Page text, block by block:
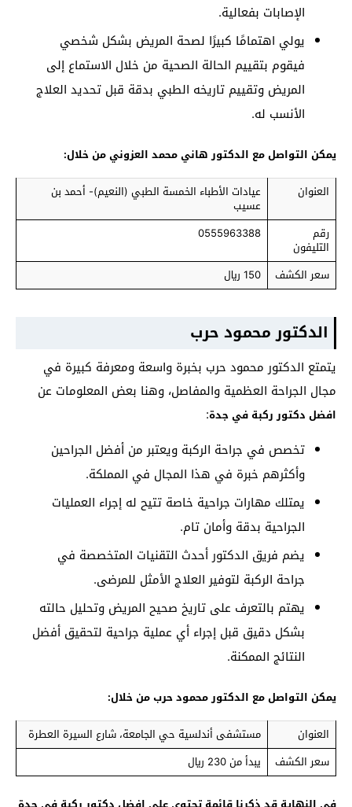
الإصابات بفعالية.
يولي اهتمامًا كبيرًا لصحة المريض بشكل شخصي
فيقوم بتقييم الحالة الصحية من خلال الاستماع إلى
المريض وتقييم تاريخه الطبي بدقة قبل تحديد العلاج
الأنسب له.
يمكن التواصل مع الدكتور هاني محمد العزوني من خلال:
العنوان
عيادات الأطباء الخمسة الطبي (النعيم)- أحمد بن
عسيب
رقم
التليفون
0555963388
سعر الكشف 150 ريال
الدكتور محمود حرب
يتمتع الدكتور محمود حرب بخبرة واسعة ومعرفة كبيرة في
مجال الجراحة العظمية والمفاصل، وهنا بعض المعلومات عن
افضل دكتور ركبة في جدة:
تخصص في جراحة الركبة ويعتبر من أفضل الجراحين
وأكثرهم خبرة في هذا المجال في المملكة.
يمتلك مهارات جراحية خاصة تتيح له إجراء العمليات
الجراحية بدقة وأمان تام.
يضم فريق الدكتور أحدث التقنيات المتخصصة في
جراحة الركبة لتوفير العلاج الأمثل للمرضى.
يهتم بالتعرف على تاريخ صحيح المريض وتحليل حالته
بشكل دقيق قبل إجراء أي عملية جراحية لتحقيق أفضل
النتائج الممكنة.
يمكن التواصل مع الدكتور محمود حرب من خلال:
العنوان
مستشفى أندلسية حي الجامعة، شارع السيرة العطرة
سعر الكشف
يبدأ من 230 ريال